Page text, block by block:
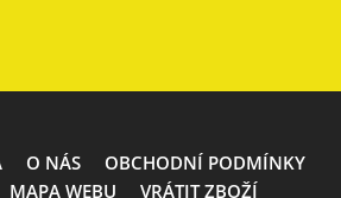
O NÁS
OBCHODNÍ PODMÍNKY
MAPA WEBU VRÁTIT ZBOŽÍ